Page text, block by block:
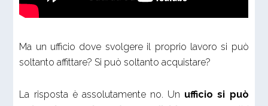
Ma un ufficio dove svolgere il proprio lavoro si può
soltanto affittare? Si può soltanto acquistare?
La risposta è assolutamente no. Un ufficio si può